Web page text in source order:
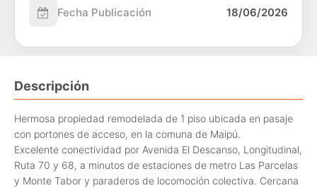
Fecha Publicación 18/06/2026
Descripción
Hermosa propiedad remodelada de 1 piso ubicada en pasaje
con portones de acceso, en la comuna de Maipú.
Excelente conectividad por Avenida El Descanso, Longitudinal,
Ruta 70 y 68, a minutos de estaciones de metro Las Parcelas
y Monte Tabor y paraderos de locomoción colectiva. Cercana